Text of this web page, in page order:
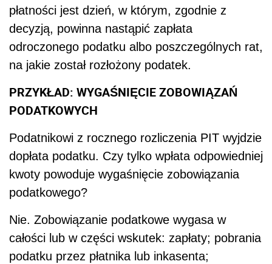
płatności jest dzień, w którym, zgodnie z
decyzją, powinna nastąpić zapłata
odroczonego podatku albo poszczególnych rat,
na jakie został rozłożony podatek.
PRZYKŁAD: WYGAŚNIĘCIE ZOBOWIĄZAŃ
PODATKOWYCH
Podatnikowi z rocznego rozliczenia PIT wyjdzie
dopłata podatku. Czy tylko wpłata odpowiedniej
kwoty powoduje wygaśnięcie zobowiązania
podatkowego?
Nie. Zobowiązanie podatkowe wygasa w
całości lub w części wskutek: zapłaty; pobrania
podatku przez płatnika lub inkasenta;